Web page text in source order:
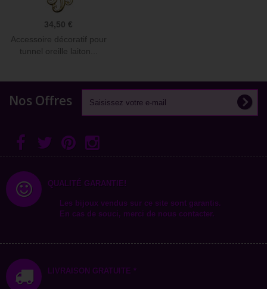
34,50 €
Accessoire décoratif pour
tunnel oreille laiton...
Nos Offres
QUALITÉ GARANTIE!
Les bijoux vendus sur ce site sont garantis.
En cas de souci, merci de nous contacter.
LIVRAISON GRATUITE *